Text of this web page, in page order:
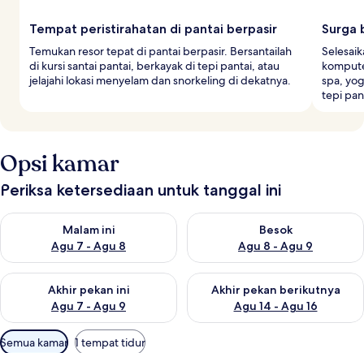
Tempat peristirahatan di pantai berpasir
Temukan resor tepat di pantai berpasir. Bersantailah
di kursi santai pantai, berkayak di tepi pantai, atau
jelajahi lokasi menyelam dan snorkeling di dekatnya.
Surga
spa,
tepi
Opsi kamar
Periksa ketersediaan untuk tanggal ini
Malam ini
Agu 7 - Agu 8
Periksa ketersediaan untuk malam ini Agu 7 - Agu 8
Besok
Agu 8 - Agu 9
Periksa ketersediaan untuk
Akhir pekan ini
Agu 7 - Agu 9
Periksa ketersediaan untuk akhir pekan ini Agu 7 - Agu 9
Akhir pekan berikutnya
Agu 14 - Agu 16
Periksa ketersediaan untuk
Filter
Semua kamar 1 tempat tidur